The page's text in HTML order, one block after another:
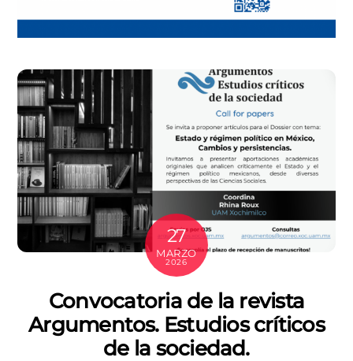
27
MARZO
2026
Convocatoria de la revista
Argumentos. Estudios críticos
de la sociedad.